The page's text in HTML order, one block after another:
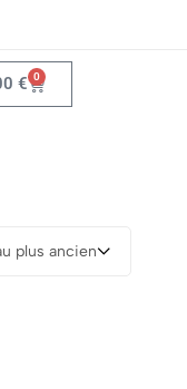
€ 0
plus ancien